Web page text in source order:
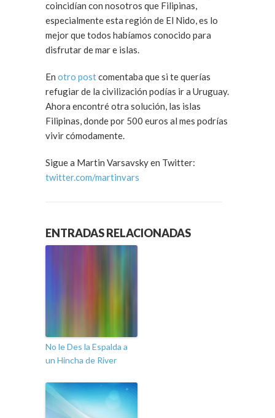
coincidían con nosotros que Filipinas,
especialmente esta región de El Nido, es lo
mejor que todos habíamos conocido para
disfrutar de mar e islas.
En otro postcomentaba que si te querías
refugiar de la civilización podías ir a Uruguay.
Ahora encontré otra solución, las islas
Filipinas, donde por 500 euros al mes podrías
vivir cómodamente.
Sigue a Martin Varsavsky en Twitter:
twitter.com/martinvars
ENTRADAS RELACIONADAS
No le Des la Espalda a
un Hincha de River